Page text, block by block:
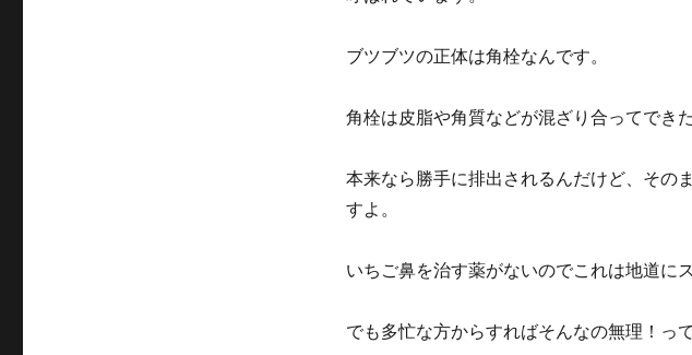
ブツブツの正体は角栓なんです。
角栓は皮脂や角質などが混ざり合ってでき
本来なら勝手に排出されるんだけど、その
すよ。
いちご鼻を治す薬がないのでこれは地道に
でも多忙な方からすればそんなの無理！っ